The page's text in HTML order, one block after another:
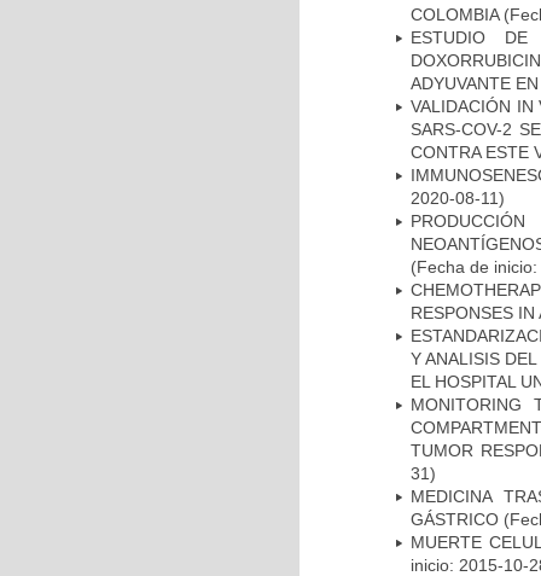
COLOMBIA
ESTUDIO DE
ADYUVANTE
VALIDACIÓN IN
SARS-COV-2
CONTRA ESTE
2020-08-11)
(Fecha de
RESPONSES IN
Y ANALISIS
EL HOSPITAL
MONITORING
TUMOR
31)
MEDICINA
GÁSTRICO
MUERTE
inicio: 2015-10-